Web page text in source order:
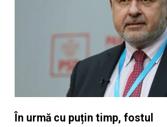
În urmă cu puțin timp, fostul